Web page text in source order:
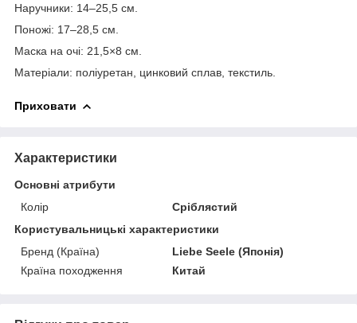
Наручники: 14–25,5 см.
Поножі: 17–28,5 см.
Маска на очі: 21,5×8 см.
Матеріали: поліуретан, цинковий сплав, текстиль.
Приховати
Характеристики
Основні атрибути
Колір
Сріблястий
Користувальницькі характеристики
Бренд (Країна)
Liebe Seele (Японія)
Країна походження
Китай